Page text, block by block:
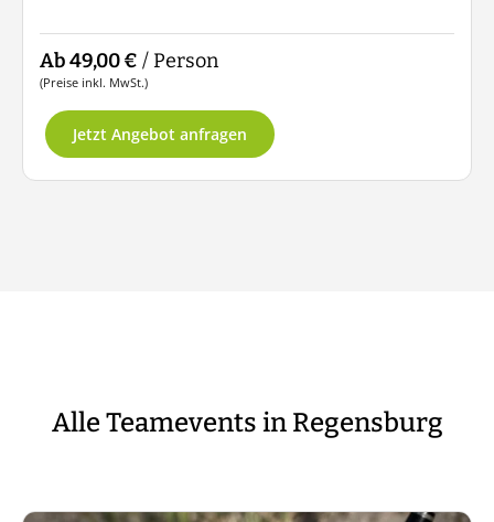
Ab 49,00 € / Person
(Preise inkl. MwSt.)
Jetzt Angebot anfragen
Alle Teamevents in Regensburg